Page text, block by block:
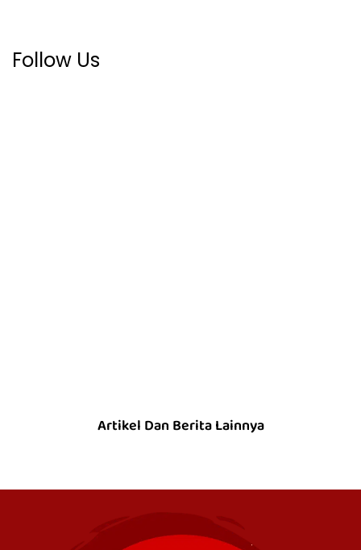
Follow Us
Artikel Dan Berita Lainnya